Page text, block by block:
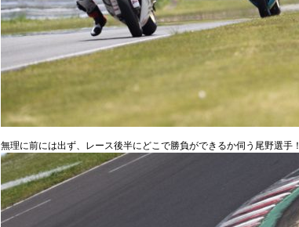
無理に前には出ず、レース後半にどこで勝負ができるか伺う尾野選手！